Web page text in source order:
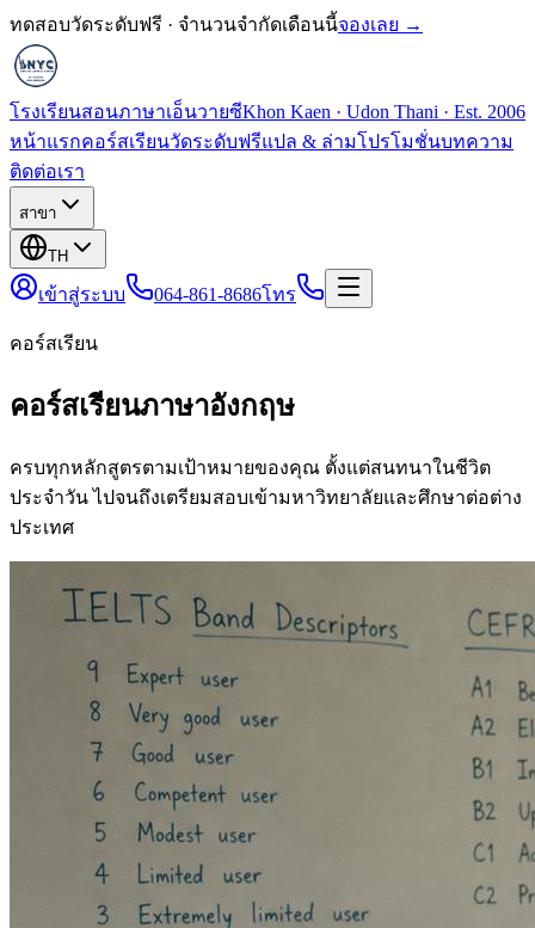
ทดสอบวัดระดับฟรี · จำนวนจำกัดเดือนนี้จองเลย →
โรงเรียนสอนภาษาเอ็นวายซีKhon Kaen · Udon Thani · Est. 2006
หน้าแรกคอร์สเรียนวัดระดับฟรีแปล & ล่ามโปรโมชั่นบทความ
ติดต่อเรา
สาขา
TH
เข้าสู่ระบบ 064-861-8686โทร
คอร์สเรียน
คอร์สเรียนภาษาอังกฤษ
ครบทุกหลักสูตรตามเป้าหมายของคุณ ตั้งแต่สนทนาในชีวิต
ประจำวัน ไปจนถึงเตรียมสอบเข้ามหาวิทยาลัยและศึกษาต่อต่าง
ประเทศ